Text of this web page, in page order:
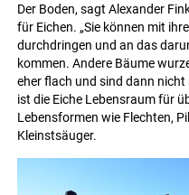
Der Boden, sagt Alexander
für Eichen. „Sie können mit
durchdringen und an das
kommen. Andere Bäume
eher flach und sind dann nicht
ist die Eiche Lebensraum für
Lebensformen wie Flechten,
Kleinstsäuger.